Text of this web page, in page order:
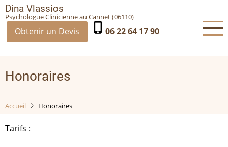
Aller
au
contenu
principal
Dina Vlassios
Psychologue Clinicienne au Cannet (06110)
Obtenir un Devis phone_iphone 06 22 64 17 90
Honoraires
Accueil Honoraires
Tarifs :